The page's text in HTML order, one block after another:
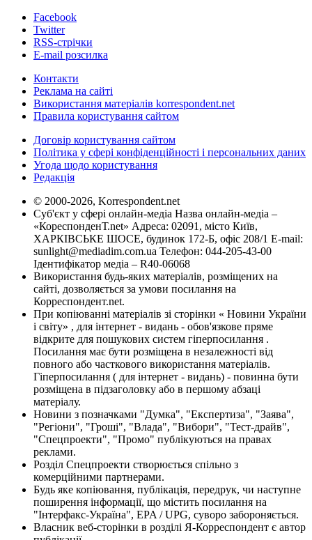
Facebook
Twitter
RSS-стрічки
E-mail розсилка
Контакти
Реклама на сайті
Використання матеріалів korrespondent.net
Правила користування сайтом
Договір користування сайтом
Політика у сфері конфіденційності і персональних даних
Угода щодо користування
Редакція
© 2000-2026, Korrespondent.net
Суб'єкт у сфері онлайн-медіа Назва онлайн-медіа –
«КореспонденТ.net» Адреса: 02091, місто Київ,
ХАРКІВСЬКЕ ШОСЕ, будинок 172-Б, офіс 208/1 E-mail:
sunlight@mediadim.com.ua Телефон: 044-205-43-00
Ідентифікатор медіа – R40-06068
Використання будь-яких матеріалів, розміщених на
сайті, дозволяється за умови посилання на
Корреспондент.net.
При копіюванні матеріалів зі сторінки « Новини України
і світу» , для інтернет - видань - обов'язкове пряме
відкрите для пошукових систем гіперпосилання .
Посилання має бути розміщена в незалежності від
повного або часткового використання матеріалів.
Гіперпосилання ( для інтернет - видань) - повинна бути
розміщена в підзаголовку або в першому абзаці
матеріалу.
Новини з позначками "Думка", "Експертиза", "Заява",
"Регіони", "Гроші", "Влада", "Вибори", "Тест-драйв",
"Спецпроекти", "Промо" публікуються на правах
реклами.
Розділ Спецпроекти створюється спільно з
комерційними партнерами.
Будь яке копіювання, публікація, передрук, чи наступне
поширення інформації, що містить посилання на
"Інтерфакс-Україна", EPA / UPG, суворо забороняється.
Власник веб-сторінки в розділі Я-Корреспондент є автор